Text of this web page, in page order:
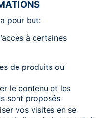
pour but:
à certaines
de produits ou
le contenu et les
sont proposés
vos visites en se